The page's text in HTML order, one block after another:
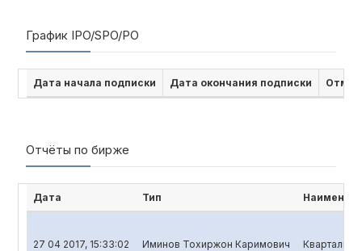
График IPO/SPO/PO
Дата начала подписки Дата окончания подписки
Отчёты по бирже
Дата Тип
27 04 2017, 15:33:02 Иминов Тохиржон Каримович